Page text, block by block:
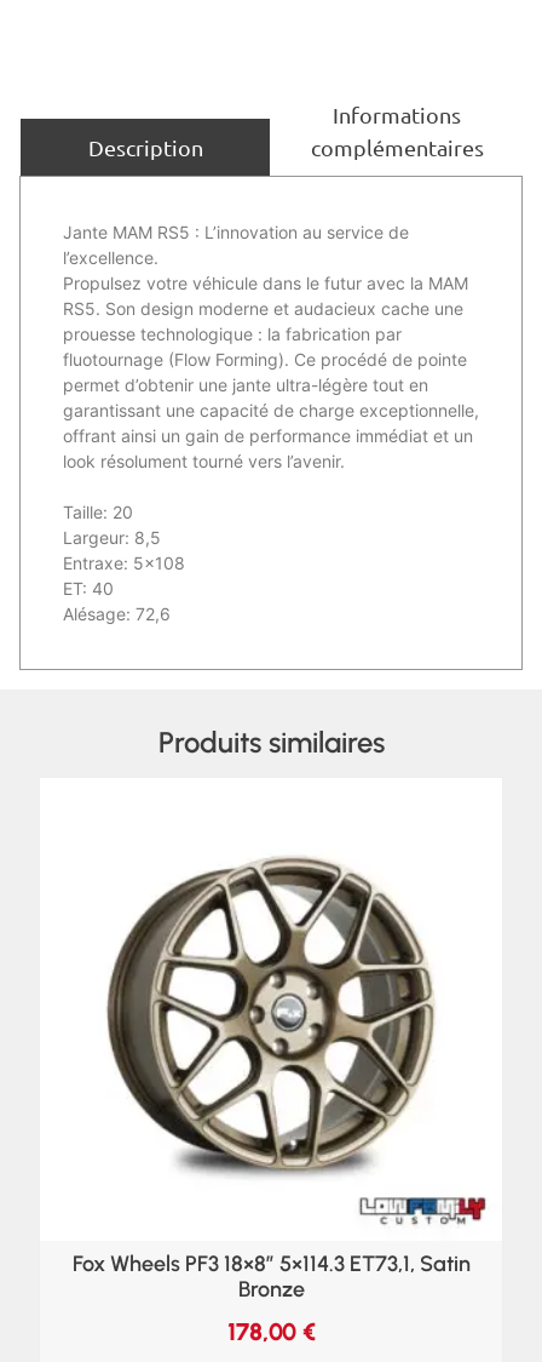
Description
Informations
complémentaires
Jante MAM RS5 : L’innovation au service de
l’excellence.
Propulsez votre véhicule dans le futur avec la MAM
RS5. Son design moderne et audacieux cache une
prouesse technologique : la fabrication par
fluotournage (Flow Forming). Ce procédé de pointe
permet d’obtenir une jante ultra-légère tout en
garantissant une capacité de charge exceptionnelle,
offrant ainsi un gain de performance immédiat et un
look résolument tourné vers l’avenir.
Taille: 20
Largeur: 8,5
Entraxe: 5×108
ET: 40
Alésage: 72,6
Produits similaires
Fox Wheels PF3 18×8″ 5×114.3 ET73,1, Satin
Bronze
178,00 €